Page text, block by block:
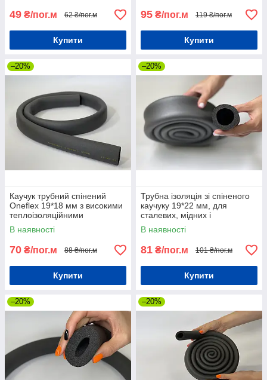
49 ₴/пог.м 62 ₴/пог.м
Купити
95 ₴/пог.м 119 ₴/пог.м
Купити
–20%
Каучук трубний спінений
Oneflex 19*18 мм з високими
теплоізоляційними
властивостями
В наявності
70 ₴/пог.м 88 ₴/пог.м
Купити
–20%
Трубна ізоляція зі спіненого
каучуку 19*22 мм, для
сталевих, мідних і
пластмасових труб
В наявності
81 ₴/пог.м 101 ₴/пог.м
Купити
–20% –20%